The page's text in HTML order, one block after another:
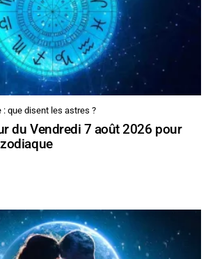
: que disent les astres ?
du Vendredi 7 août 2026 pour